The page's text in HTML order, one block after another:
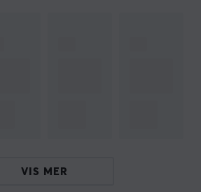
VIS MER